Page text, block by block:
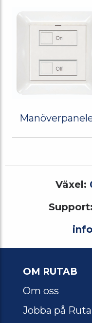
Växel:
Support:
OM RUTAB
Om oss
Jobba på